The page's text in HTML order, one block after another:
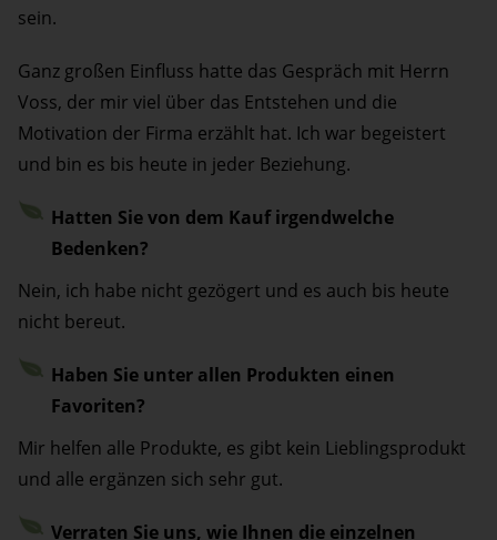
sein.
Ganz großen Einfluss hatte das Gespräch mit Herrn
Voss, der mir viel über das Entstehen und die
Motivation der Firma erzählt hat. Ich war begeistert
und bin es bis heute in jeder Beziehung.
Hatten Sie von dem Kauf irgendwelche
Bedenken?
Nein, ich habe nicht gezögert und es auch bis heute
nicht bereut.
Haben Sie unter allen Produkten einen
Favoriten?
Mir helfen alle Produkte, es gibt kein Lieblingsprodukt
und alle ergänzen sich sehr gut.
Verraten Sie uns, wie Ihnen die einzelnen